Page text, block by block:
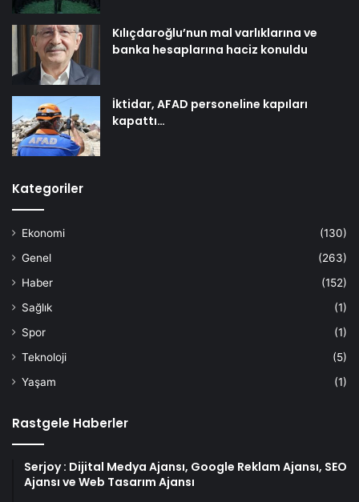
Kılıçdaroğlu’nun mal varlıklarına ve
banka hesaplarına haciz konuldu
İktidar, AFAD personeline kapıları
kapattı…
Kategoriler
Ekonomi
(130)
Genel
(263)
Haber
(152)
Sağlık
(1)
Spor
(1)
Teknoloji
(5)
Yaşam
(1)
Rastgele Haberler
Serjoy : Dijital Medya Ajansı, Google Reklam Ajansı, SEO
Ajansı ve Web Tasarım Ajansı